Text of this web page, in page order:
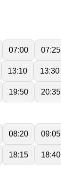
07:00 07:25
13:10 13:30
19:50 20:35
08:20 09:05
18:15 18:40